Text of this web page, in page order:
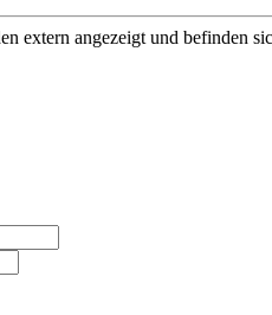
extern angezeigt und befinden